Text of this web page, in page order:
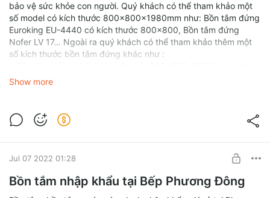
bảo vệ sức khỏe con người. Quý khách có thể tham khảo một
số model có kích thước 800x800x1980mm như: Bồn tắm đứng
Euroking EU-4440 có kích thước 800x800, Bồn tắm đứng
Nofer LV 17… Ngoài ra quý khách có thể tham khảo thêm một
số kích thước bồn tắm đứng khác như :
mẫu Bồn tắm đứng Govern YKL-P90 , bồn tắm đứng Daros DR
1000x1000x1850mm ví dụ mẫu bồn tắm daros DR 16-19, bồn
tắm daros DR16-21.
Kích thước bồn tắm nằm mini
Kích thước bồn tắm nằm mini nhỏ sẽ có chiều dài trong
1200mm, 1370, đến 1400mm nhằm giúp người dùng tận dụng
Show more
Jul 07 2022 01:28
Bồn tắm nhập khẩu tại Bếp Phương Đông